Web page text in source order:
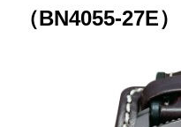
（BN4055-27E）